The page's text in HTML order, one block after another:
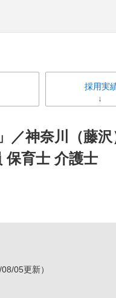
採用実
／神奈川（藤沢
保育士 介護士
05更新）